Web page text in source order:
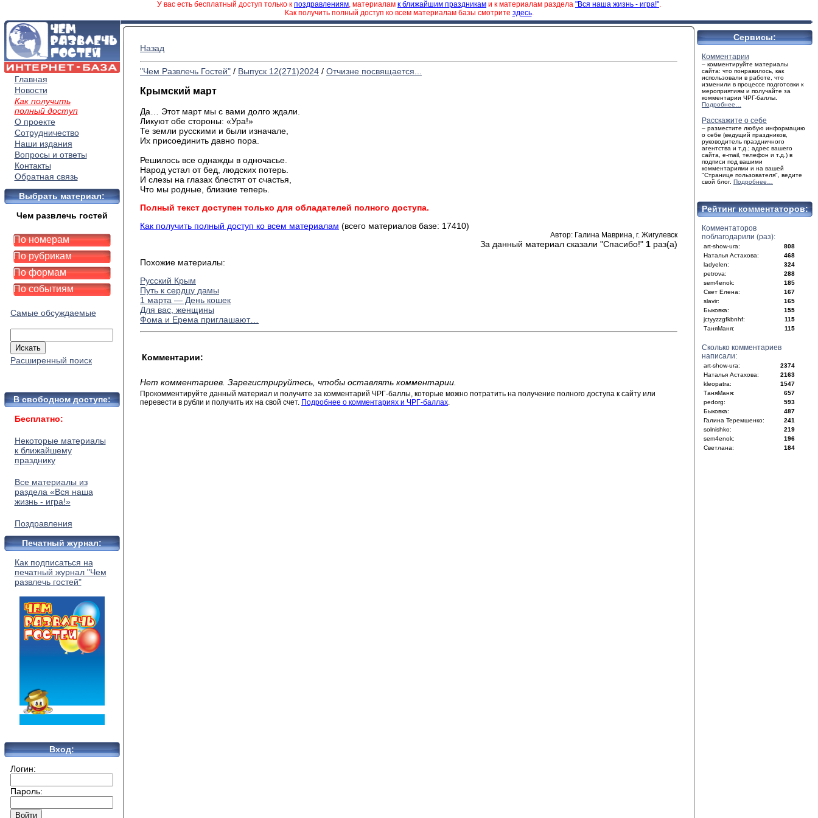
У вас есть бесплатный доступ только к поздравлениям, материалам к ближайшим праздникам и к материалам раздела "Вся наша жизнь - игра!".
Как получить полный доступ ко всем материалам базы смотрите здесь.
Главная
Новости
Как получить
полный доступ
О проекте
Сотрудничество
Наши издания
Вопросы и ответы
Контакты
Обратная связь
Выбрать материал:
Чем развлечь гостей
По номерам
По рубрикам
По формам
По событиям
Самые обсуждаемые
Расширенный поиск
В свободном доступе:
Бесплатно:
Некоторые материалы
к ближайшему
празднику
Все материалы из
раздела «Вся наша
жизнь - игра!»
Поздравления
Печатный журнал:
Как подписаться на
печатный журнал "Чем
развлечь гостей"
Вход:
Логин:
Пароль:
Назад
"Чем Развлечь Гостей" / Выпуск 12(271)2024 / Отчизне посвящается...
Крымский март
Да… Этот март мы с вами долго ждали.
Ликуют обе стороны: «Ура!»
Те земли русскими и были изначале,
Их присоединить давно пора.
Решилось все однажды в одночасье.
Народ устал от бед, людских потерь.
И слезы на глазах блестят от счастья,
Что мы родные, близкие теперь.
Полный текст доступен только для обладателей полного доступа.
Как получить полный доступ ко всем материалам (всего материалов базе: 17410)
Автор: Галина Маврина, г. Жигулевск
За данный материал сказали "Спасибо!" 1 раз(а)
Похожие материалы:
Русский Крым
Путь к сердцу дамы
1 марта — День кошек
Для вас, женщины
Фома и Ерема приглашают…
Комментарии:
Нет комментариев. Зарегистрируйтесь, чтобы оставлять комментарии.
Прокомментируйте данный материал и получите за комментарий ЧРГ-баллы, которые можно потратить на получение полного доступа к сайту или
перевести в рубли и получить их на свой счет. Подробнее о комментариях и ЧРГ-баллах.
Сервисы:
Комментарии
– комментируйте материалы
сайта: что понравилось, как
использовали в работе, что
изменили в процессе подготовки к
мероприятиям и получайте за
комментарии ЧРГ-баллы.
Подробнее…
Расскажите о себе
– разместите любую информацию
о себе (ведущий праздников,
руководитель праздничного
агентства и т.д.; адрес вашего
сайта, e-mail, телефон и т.д.) в
подписи под вашими
комментариями и на вашей
"Странице пользователя", ведите
свой блог. Подробнее…
Рейтинг комментаторов:
Комментаторов
поблагодарили (раз):
art-show-ura:
808
Наталья Астахова:
468
ladyelen:
324
petrova:
288
sem4enok:
185
Свет Елена:
167
slavir:
165
Быковка:
155
jctyyzzgfkbnhf:
115
ТаняМаня:
115
Сколько комментариев
написали:
art-show-ura:
2374
Наталья Астахова:
2163
kleopatra:
1547
ТаняМаня:
657
pedorg:
593
Быковка:
487
Галина Теремшенко:
241
solnishko:
219
sem4enok:
196
Светлана:
184